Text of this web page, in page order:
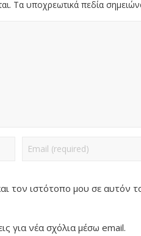
Τα υποχρεωτικά πεδία
τον ιστότοπο μου σε αυτόν
για νέα σχόλια μέσω email.